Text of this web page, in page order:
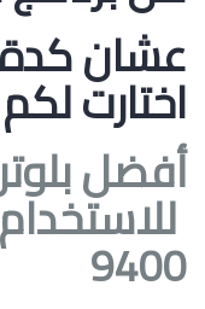
عشان كدة
اختارت
أفضل
9400